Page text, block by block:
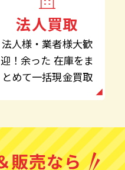
法人買取
法人様・業者様大歓
迎！余った 在庫をま
とめて一括現金買取